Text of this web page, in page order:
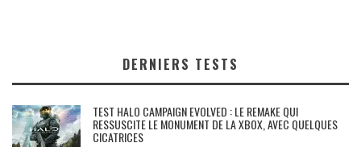
DERNIERS TESTS
TEST HALO CAMPAIGN EVOLVED : LE REMAKE QUI
RESSUSCITE LE MONUMENT DE LA XBOX, AVEC QUELQUES
CICATRICES